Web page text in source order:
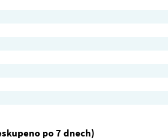
po 7 dnech)